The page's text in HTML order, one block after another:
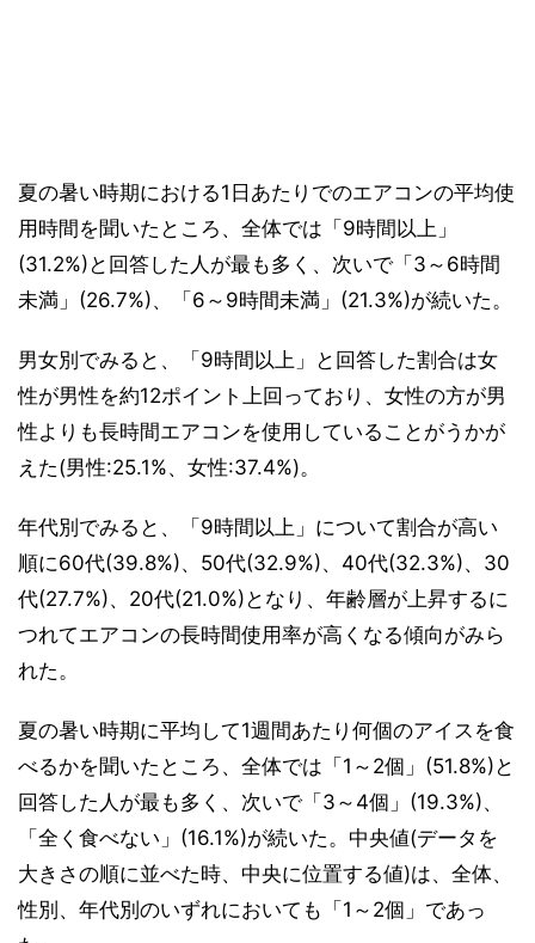
夏の暑い時期における1日あたりでのエアコンの平均使
用時間を聞いたところ、全体では「9時間以上」
(31.2%)と回答した人が最も多く、次いで「3～6時間
未満」(26.7%)、「6～9時間未満」(21.3%)が続いた。
男女別でみると、「9時間以上」と回答した割合は女
性が男性を約12ポイント上回っており、女性の方が男
性よりも長時間エアコンを使用していることがうかが
えた(男性:25.1%、女性:37.4%)。
年代別でみると、「9時間以上」について割合が高い
順に60代(39.8%)、50代(32.9%)、40代(32.3%)、30
代(27.7%)、20代(21.0%)となり、年齢層が上昇するに
つれてエアコンの長時間使用率が高くなる傾向がみら
れた。
夏の暑い時期に平均して1週間あたり何個のアイスを食
べるかを聞いたところ、全体では「1～2個」(51.8%)と
回答した人が最も多く、次いで「3～4個」(19.3%)、
「全く食べない」(16.1%)が続いた。中央値(データを
大きさの順に並べた時、中央に位置する値)は、全体、
性別、年代別のいずれにおいても「1～2個」であっ